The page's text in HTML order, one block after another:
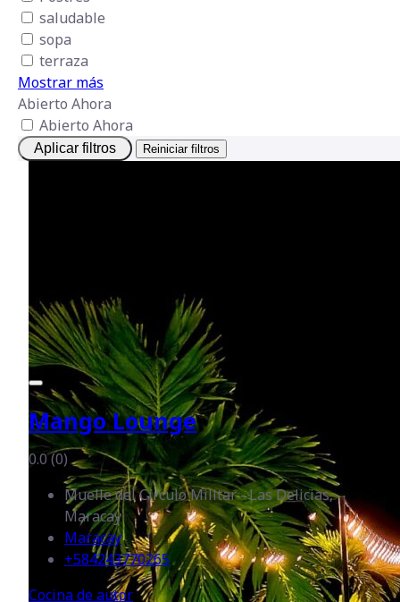
saludable
sopa
terraza
Mostrar más
Abierto Ahora
Abierto Ahora
Aplicar filtros Reiniciar filtros
Mango Lounge
0.0 (0)
Muelle del Círculo Militar - Las Delicias,
Maracay
Maracay
+584243770265
Cocina de autor